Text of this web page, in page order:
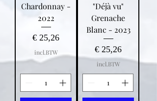
Chardonnay -
2022
Prijs
€ 25,26
incl.BTW
"Déjà vu"
Grenache
Blanc - 2023
Prijs
€ 25,26
incl.BTW